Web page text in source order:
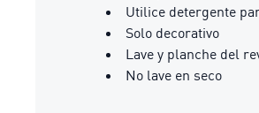
Utilice detergente
Solo decorativo
Lave y planche del
No lave en seco